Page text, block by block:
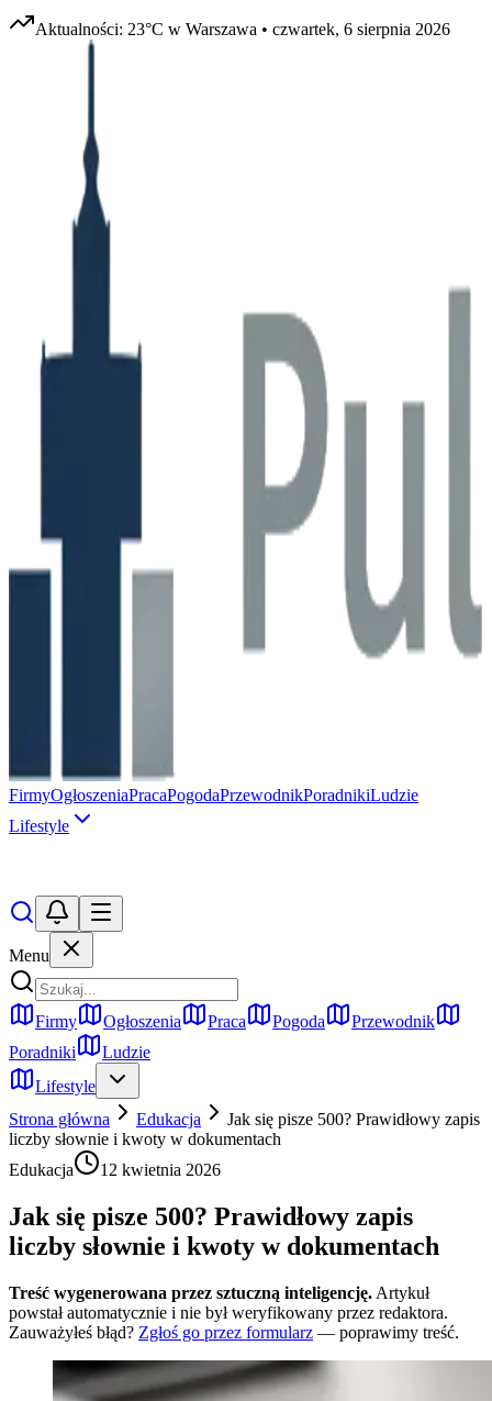
Aktualności: 23°C w Warszawa • czwartek, 6 sierpnia 2026
FirmyOgłoszeniaPracaPogodaPrzewodnikPoradnikiLudzie
Lifestyle
Menu
Firmy Ogłoszenia Praca Pogoda
Przewodnik
Poradniki
Ludzie
Lifestyle
Strona główna
Edukacja
Jak się pisze 500? Prawidłowy zapis
liczby słownie i kwoty w dokumentach
Edukacja
12 kwietnia 2026
Jak się pisze 500? Prawidłowy zapis
liczby słownie i kwoty w dokumentach
Treść wygenerowana przez sztuczną inteligencję. Artykuł
powstał automatycznie i nie był weryfikowany przez redaktora.
Zauważyłeś błąd? Zgłoś go przez formularz — poprawimy treść.